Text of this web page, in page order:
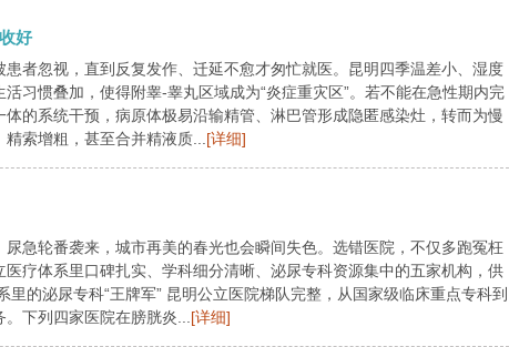
好
者忽视，直到反复发作、迁延不愈才匆忙就医。昆明四季温差小、湿度
习惯叠加，使得附睾-睾丸区域成为“炎症重灾区”。若不能在急性期内完
的系统干预，病原体极易沿输精管、淋巴管形成隐匿感染灶，转而为慢
索增粗，甚至合并精液质... [详细]
急轮番袭来，城市再美的春光也会瞬间失色。选错医院，不仅多跑冤枉
疗体系里口碑扎实、学科细分清晰、泌尿专科资源集中的五家机构，供
的泌尿专科“王牌军” 昆明公立医院梯队完整，从国家级临床重点专科到
下列四家医院在膀胱炎... [详细]